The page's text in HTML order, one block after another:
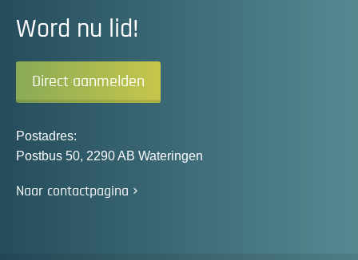
Word nu lid!
Direct aanmelden
Postadres:
Postbus 50, 2290 AB Wateringen
Naar contactpagina